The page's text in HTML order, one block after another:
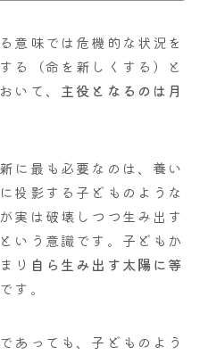
意味では危機的な状況を
る（命を新しくする）と
いて、 主役となるのは月
に最も必要なのは、養い
投影する子どものような
実は破壊しつつ生み出す
いう意識です。子どもか
り 自ら生み出す太陽に等
す。
あっても、子どものよう